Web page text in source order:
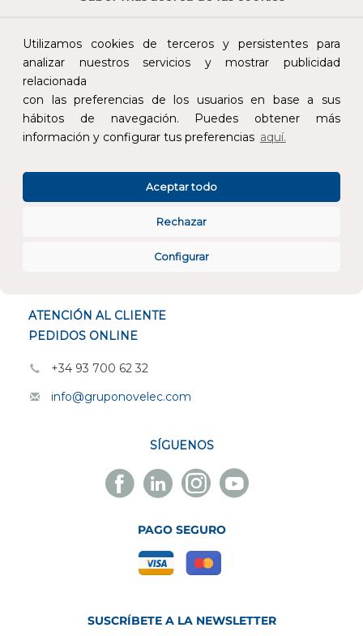
Utilizamos cookies de terceros y persistentes para
analizar nuestros servicios y mostrar publicidad
relacionada
con las preferencias de los usuarios en base a sus
hábitos de navegación. Puedes obtener más
información y configurar tus preferencias aquí.
Configurar
Rechazar
Aceptar todo
Atención al cliente
ATENCIÓN AL CLIENTE
PEDIDOS ONLINE
+34 93 700 62 32
info@gruponovelec.com
SÍGUENOS
Facebook
Novelec
Linkedin
Novelec
Instagram
Novelec
Youtube
Novelec
PAGO SEGURO
SUSCRÍBETE A LA NEWSLETTER